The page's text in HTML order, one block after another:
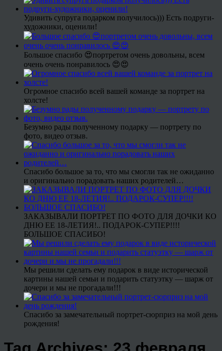
Удивить супруга подарком получилось))) Есть подруги-
художники, оценили!
Большое спасибо 😍портретом очень довольны, всем
очень очень понравилось 😍😍
Огромное спасибо всей вашей команде за портрет на
холсте!
Безумно рады полученному подарку — портрету по
фото, видео отзыв.
Спасибо большое за то, что мы смогли так не ожиданно
и оригинально порадовать наших родителей…
ЗАКАЗЫВАЛИ ПОРТРЕТ ПО ФОТО ДЛЯ ДОЧКИ КО
ДНЮ ЕЕ 18-ЛЕТИЯ!.. ПОДАРОК-СУПЕР!!!!
БОЛЬШОЕ СПАСИБО!
Мы решили сделать ему подарок в виде исторической
картины нашей семьи и подарить статуэтку — шарж от
дочери и мы не прогадали!!!
Спасибо за замечательный портрет-сюрприз на мой день
рождения!